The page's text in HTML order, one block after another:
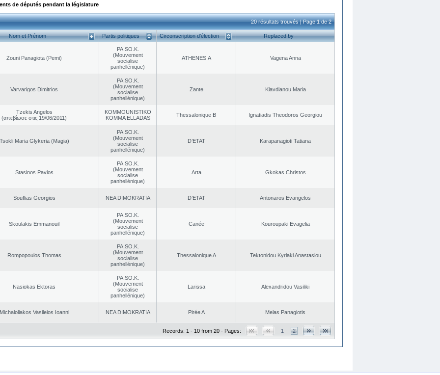
de députés pendant la législature
20 résultats trouvés | Page 1 de 2
Nom et Prénom Partis politiques Circonscription d’élection Replaced by
Zouni Panagiota (Pemi)
PA.SO.K.
(Mouvement
socialise
panhellénique)
ATHENES Α Vagena Anna
Varvarigos Dimitrios
PA.SO.K.
(Mouvement
socialise
panhellénique)
Zante Klavdianou Maria
Tzekis Angelos
(απεβίωσε στις 19/06/2011)
KOMMOUNISTIKO
KOMMA ELLADAS
Thessalonique B Ignatiadis Theodoros Georgiou
Tsokli Maria Glykeria (Magia)
PA.SO.K.
(Mouvement
socialise
panhellénique)
D’ETAT Karapanagioti Tatiana
Stasinos Pavlos
PA.SO.K.
(Mouvement
socialise
panhellénique)
Arta Gkokas Christos
Souflias Georgios NEA DΙMOKRATIA D’ETAT Antonaros Evangelos
Skoulakis Emmanouil
PA.SO.K.
(Mouvement
socialise
panhellénique)
Canée Kouroupaki Evagelia
Rompopoulos Thomas
PA.SO.K.
(Mouvement
socialise
panhellénique)
Thessalonique A Tektonidou Kyriaki Anastasiou
Nasiokas Ektoras
PA.SO.K.
(Mouvement
socialise
panhellénique)
Larissa Alexandridou Vasiliki
Michaloliakos Vasileios Ioanni NEA DΙMOKRATIA Pirée A Melas Panagiotis
Records: 1 - 10 from 20 - Pages: 1 2